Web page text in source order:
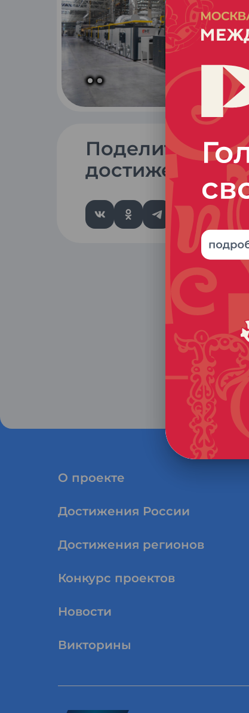
Поделиться
достижением
О проекте
Достижения России
Достижения регионов
Конкурс проектов
Новости
Викторины